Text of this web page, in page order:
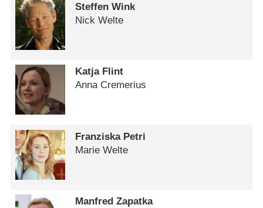
Steffen Wink
Nick Welte
Katja Flint
Anna Cremerius
Franziska Petri
Marie Welte
Manfred Zapatka